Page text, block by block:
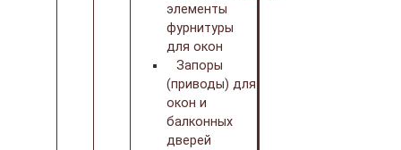
элементы
фурнитуры
для окон
Запоры
(приводы) для
окон и
балконных
дверей